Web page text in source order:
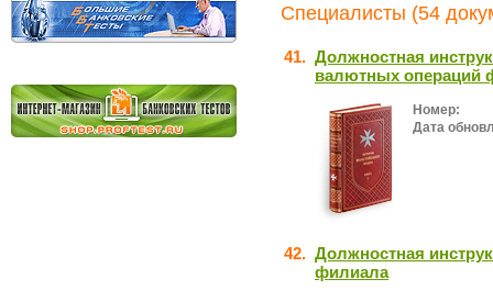
Специалисты (54
41. Должностная
валютных операций
Номер:
Дата
42. Должностная
филиала